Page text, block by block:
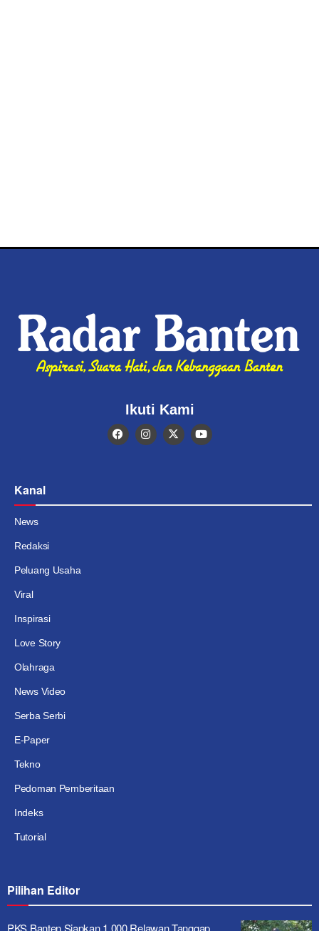
Ikuti Kami
Kanal
News
Redaksi
Peluang Usaha
Viral
Inspirasi
Love Story
Olahraga
News Video
Serba Serbi
E-Paper
Tekno
Pedoman Pemberitaan
Indeks
Tutorial
Pilihan Editor
PKS Banten Siapkan 1.000 Relawan Tanggap